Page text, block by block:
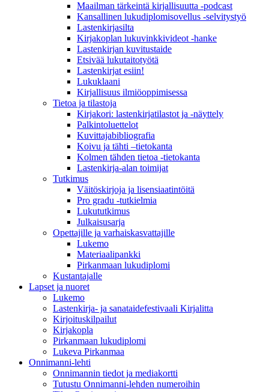
Maailman tärkeintä kirjallisuutta -podcast
Kansallinen lukudiplomisovellus -selvitystyö
Lastenkirjasilta
Kirjakoplan lukuvinkkivideot -hanke
Lastenkirjan kuvitustaide
Etsivää lukutaitotyötä
Lastenkirjat esiin!
Lukuklaani
Kirjallisuus ilmiöoppimisessa
Tietoa ja tilastoja
Kirjakori: lastenkirjatilastot ja -näyttely
Palkintoluettelot
Kuvittaja­bibliografia
Koivu ja tähti –tietokanta
Kolmen tähden tietoa -tietokanta
Lastenkirja-alan toimijat
Tutkimus
Väitöskirjoja ja lisensiaatintöitä
Pro gradu -tutkielmia
Lukututkimus
Julkaisusarja
Opettajille ja varhaiskasvattajille
Lukemo
Materiaalipankki
Pirkanmaan lukudiplomi
Kustantajalle
Lapset ja nuoret
Lukemo
Lastenkirja- ja sanataidefestivaali Kirjalitta
Kirjoituskilpailut
Kirjakopla
Pirkanmaan lukudiplomi
Lukeva Pirkanmaa
Onnimanni-lehti
Onnimannin tiedot ja mediakortti
Tutustu Onnimanni-lehden numeroihin